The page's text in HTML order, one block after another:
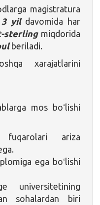
magistratura
3 yildavomida har
sterling miqdorida
beriladi.
xarajatlarini
mos boʻlishi
fuqarolari ariza
ega boʻlishi
universitetining
sohalardan biri